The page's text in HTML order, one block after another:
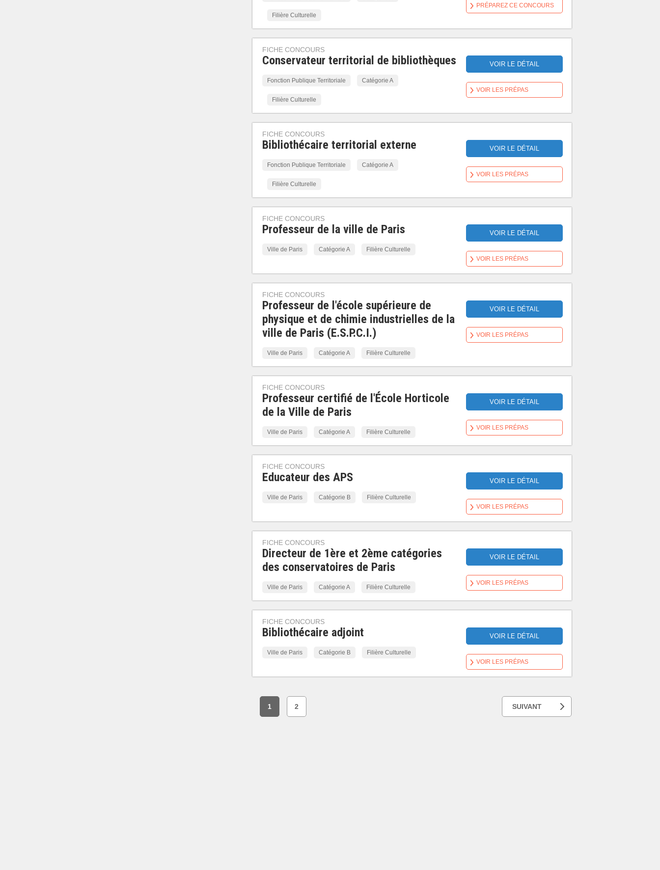
Filière Culturelle
PRÉPAREZ CE CONCOURS
FICHE CONCOURS
Conservateur territorial de bibliothèques
Fonction Publique Territoriale Catégorie A
Filière Culturelle
VOIR LE DÉTAIL
VOIR LES PRÉPAS
FICHE CONCOURS
Bibliothécaire territorial externe
Fonction Publique Territoriale Catégorie A
Filière Culturelle
VOIR LE DÉTAIL
VOIR LES PRÉPAS
FICHE CONCOURS
Professeur de la ville de Paris
Ville de Paris Catégorie A Filière Culturelle
VOIR LE DÉTAIL
VOIR LES PRÉPAS
FICHE CONCOURS
Professeur de l'école supérieure de
physique et de chimie industrielles de la
ville de Paris (E.S.P.C.I.)
Ville de Paris Catégorie A Filière Culturelle
VOIR LE DÉTAIL
VOIR LES PRÉPAS
FICHE CONCOURS
Professeur certifié de l'École Horticole
de la Ville de Paris
Ville de Paris Catégorie A Filière Culturelle
VOIR LE DÉTAIL
VOIR LES PRÉPAS
FICHE CONCOURS
Educateur des APS
Ville de Paris Catégorie B Filière Culturelle
VOIR LE DÉTAIL
VOIR LES PRÉPAS
FICHE CONCOURS
Directeur de 1ère et 2ème catégories
des conservatoires de Paris
Ville de Paris Catégorie A Filière Culturelle
VOIR LE DÉTAIL
VOIR LES PRÉPAS
FICHE CONCOURS
Bibliothécaire adjoint
Ville de Paris Catégorie B Filière Culturelle
VOIR LE DÉTAIL
VOIR LES PRÉPAS
1 2 SUIVANT